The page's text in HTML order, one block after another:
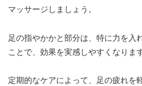
マッサージしましょう。
足の指やかかと部分は、特に力を入
ことで、効果を実感しやすくなります
定期的なケアによって、足の疲れを